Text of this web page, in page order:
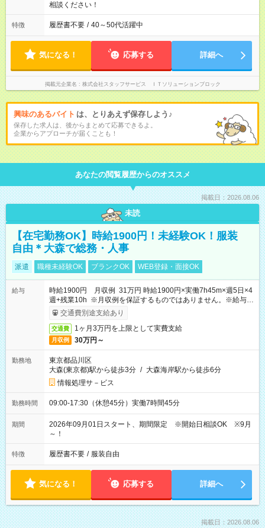
相談ください！
特徴 履歴書不要 / 40～50代活躍中
気になる！ 応募する 詳細へ
掲載元企業名 株式会社スタッフサービス ＩＴソリューションブロック
興味のあるバイト は、とりあえず保存しよう♪
保存した求人は、後からまとめて応募できるよ。
企業からアプローチが届くことも！
あなたの閲覧履歴からのオススメ
掲載日：2026.08.06
未読
【在宅勤務OK】時給1900円！未経験OK！服装
自由＊大森で総務・人事
派遣 職種未経験OK ブランクOK WEB登録・面接OK
給与
時給1900円 月収例 31万円 時給1900円×実働7h45m×週5日×4
週+残業10h ※月収例を保証するものではありません。※給与即
受取りサービス利用可（利用条件有）
交通費別途支給あり
交通費 1ヶ月3万円を上限として実費支給
月収例 30万円～
勤務地
東京都品川区
大森(東京都)駅から徒歩3分 / 大森海岸駅から徒歩6分
情報処理サ－ビス
勤務時間 09:00-17:30（休憩45分）実働7時間45分
期間
2026年09月01日スタート、期間限定 ※開始日相談OK ※9月
～！
特徴 履歴書不要 / 服装自由
気になる！ 応募する 詳細へ
掲載日：2026.08.06